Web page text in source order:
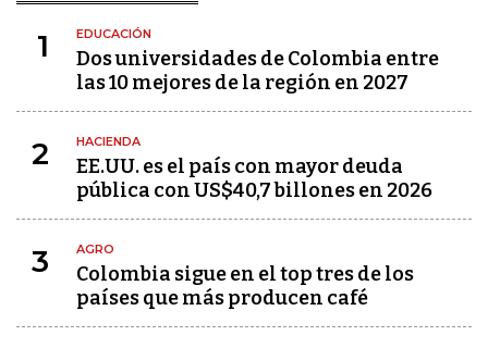
1 EDUCACIÓN
Dos universidades de Colombia entre
las 10 mejores de la región en 2027
2 HACIENDA
EE.UU. es el país con mayor deuda
pública con US$40,7 billones en 2026
3 AGRO
Colombia sigue en el top tres de los
países que más producen café